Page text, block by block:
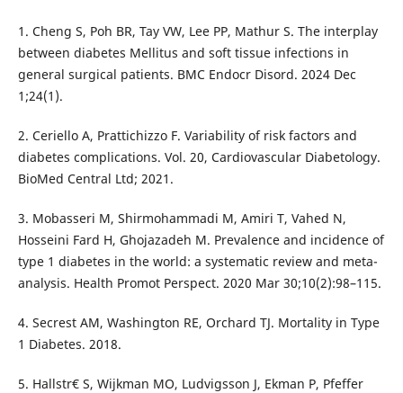
1. Cheng S, Poh BR, Tay VW, Lee PP, Mathur S. The interplay
between diabetes Mellitus and soft tissue infections in
general surgical patients. BMC Endocr Disord. 2024 Dec
1;24(1).
2. Ceriello A, Prattichizzo F. Variability of risk factors and
diabetes complications. Vol. 20, Cardiovascular Diabetology.
BioMed Central Ltd; 2021.
3. Mobasseri M, Shirmohammadi M, Amiri T, Vahed N,
Hosseini Fard H, Ghojazadeh M. Prevalence and incidence of
type 1 diabetes in the world: a systematic review and meta-
analysis. Health Promot Perspect. 2020 Mar 30;10(2):98–115.
4. Secrest AM, Washington RE, Orchard TJ. Mortality in Type
1 Diabetes. 2018.
5. Hallstr€ S, Wijkman MO, Ludvigsson J, Ekman P, Pfeffer